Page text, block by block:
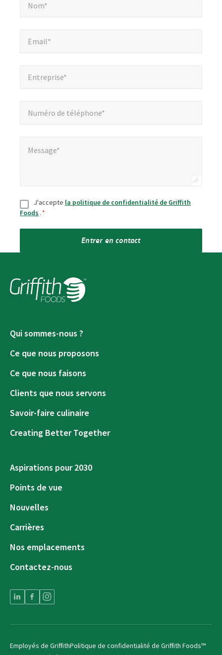
Nom*
Email*
Entreprise*
Numéro de téléphone*
Message*
Consentement
J'accepte la politique de confidentialité de Griffith
Foods .*
Entrer en contact
Qui sommes-nous ?
Ce que nous proposons
Ce que nous faisons
Clients que nous servons
Savoir-faire culinaire
Creating Better Together
Aspirations pour 2030
Points de vue
Nouvelles
Carrières
Nos emplacements
Contactez-nous
Employés de GriffithPolitique de confidentialité de Griffith Foods™